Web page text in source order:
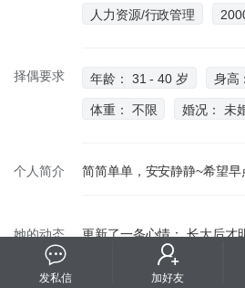
人力资源/行政管理
择偶要求 年龄： 31 - 40 岁 身高
体重： 不限 婚况： 未
个人简介 简简单单，安安静静~希望早
她的动态
971
更新了一条心情： 长大后才
不是受了一肚子委屈后，强
发私信 加好友